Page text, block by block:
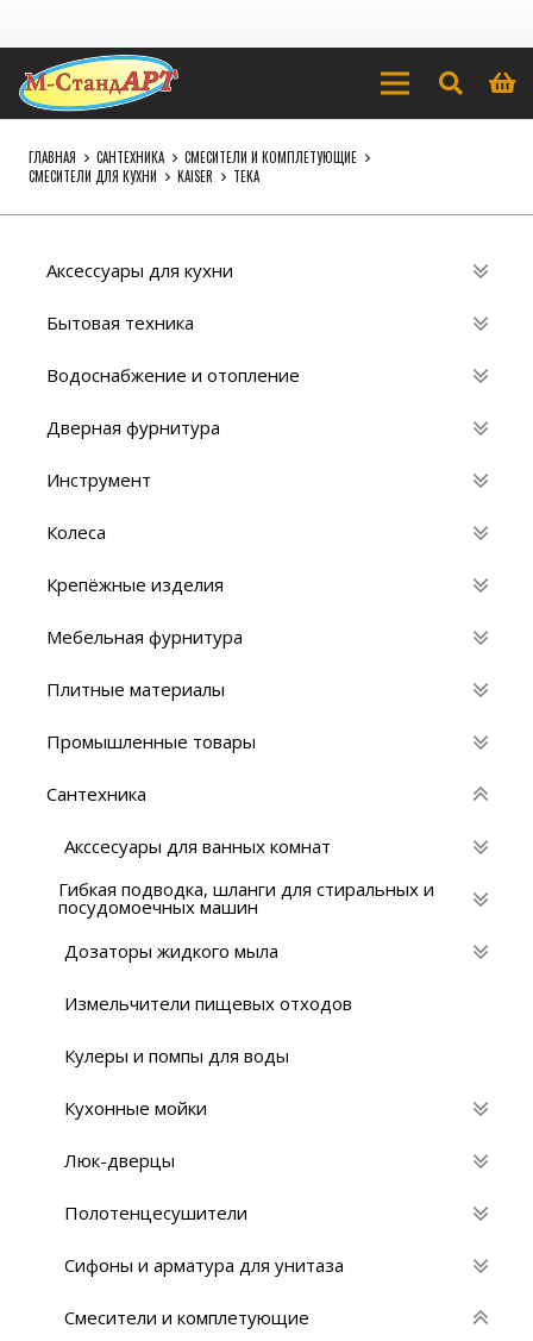
ГЛАВНАЯ САНТЕХНИКА
СМЕСИТЕЛИ И КОМПЛЕТУЮЩИЕ
СМЕСИТЕЛИ ДЛЯ КУХНИ
KAISER TEKA
Аксессуары для кухни
Бытовая техника
Водоснабжение и отопление
Дверная фурнитура
Инструмент
Колеса
Крепёжные изделия
Мебельная фурнитура
Плитные материалы
Промышленные товары
Сантехника
Акссесуары для ванных комнат
Гибкая подводка, шланги для стиральных и
посудомоечных машин
Дозаторы жидкого мыла
Измельчители пищевых отходов
Кулеры и помпы для воды
Кухонные мойки
Люк-дверцы
Полотенцесушители
Сифоны и арматура для унитаза
Смесители и комплетующие